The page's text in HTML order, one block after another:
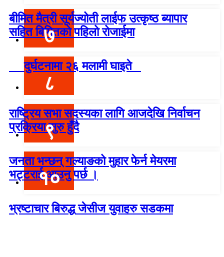
बीमित मैत्री सूर्यज्योती लाईफ उत्कृष्ठ ब्यापार
सहित बिमितको पहिलो रोजाईमा
७
दुर्घटनामा २६ मलामी घाइते
८
राष्ट्रिय सभा सदस्यका लागि आजदेखि निर्वाचन
प्रक्रिया सुरु हुँदै
९
जनता भन्छन् गल्याङको मुहार फेर्न मेयरमा
भट्टराई आउनु पर्छ ।
१०
भ्रष्टाचार बिरुद्ध जेसीज युवाहरु सडकमा